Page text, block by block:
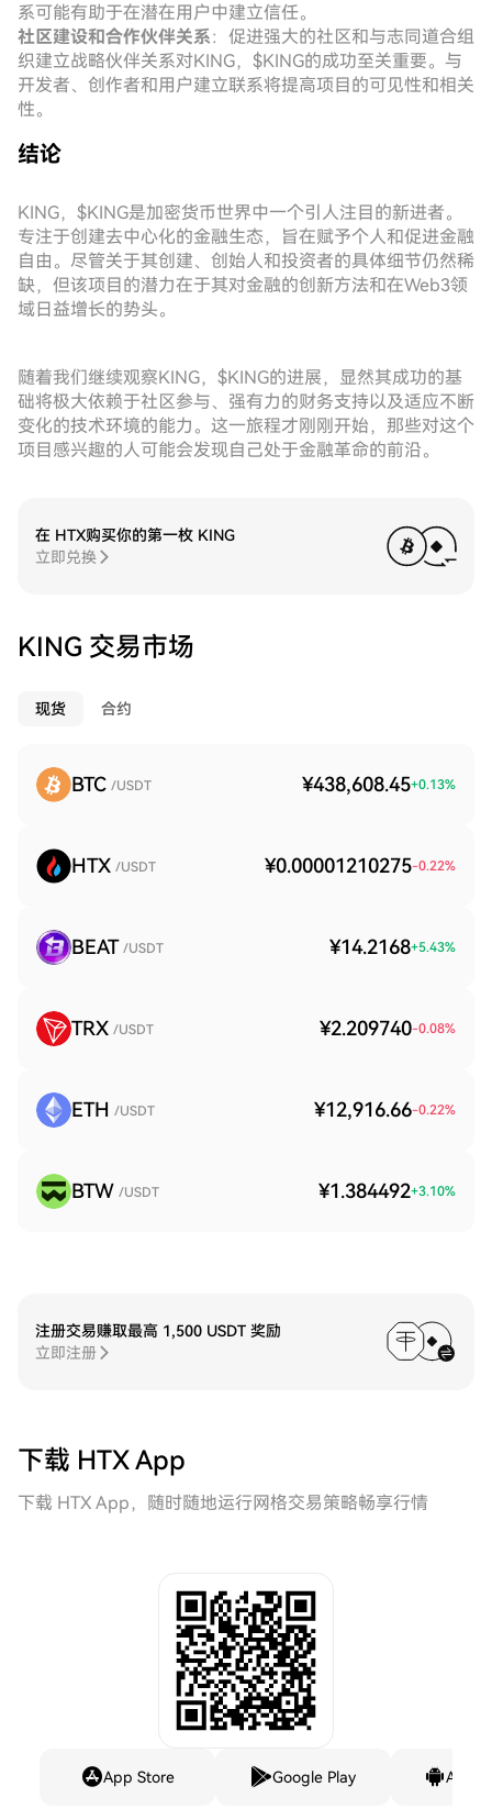
系可能有助于在潜在用户中建立信任。
社区建设和合作伙伴关系：促进强大的社区和与志同道合组
织建立战略伙伴关系对KING，$KING的成功至关重要。与
开发者、创作者和用户建立联系将提高项目的可见性和相关
性。
结论
KING，$KING是加密货币世界中一个引人注目的新进者。
专注于创建去中心化的金融生态，旨在赋予个人和促进金融
自由。尽管关于其创建、创始人和投资者的具体细节仍然稀
缺，但该项目的潜力在于其对金融的创新方法和在Web3领
域日益增长的势头。
随着我们继续观察KING，$KING的进展，显然其成功的基
础将极大依赖于社区参与、强有力的财务支持以及适应不断
变化的技术环境的能力。这一旅程才刚刚开始，那些对这个
项目感兴趣的人可能会发现自己处于金融革命的前沿。
在 HTX购买你的第一枚 KING
立即兑换
KING 交易市场
现货 合约
BTC /USDT ¥438,608.45+0.13%
HTX /USDT ¥0.00001210275-0.22%
BEAT /USDT ¥14.2168+5.43%
TRX /USDT ¥2.209740-0.08%
ETH /USDT ¥12,916.66-0.22%
BTW /USDT ¥1.384492+3.10%
注册交易赚取最高 1,500 USDT 奖励
立即注册
下载 HTX App
下载 HTX App，随时随地运行网格交易策略畅享行情
App Store Google Play